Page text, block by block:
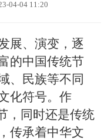
04-04 11:20
展、演变，逐
的中国传统节
、民族等不同
化符号。作
，同时还是传统
传承着中华文